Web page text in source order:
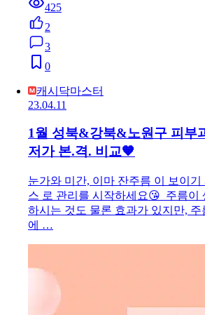
425
2
3
0
캐시닥마스터
23.04.11
1월 성북&강북&노원구 피부
저가 본.격. 비교🧡
눈가와 미간, 이마 잔주름 이 보이
스 로 관리를 시작하세요😘 ​ 주름이
하시는 것도 물론 효과가 있지만, 주
에 …